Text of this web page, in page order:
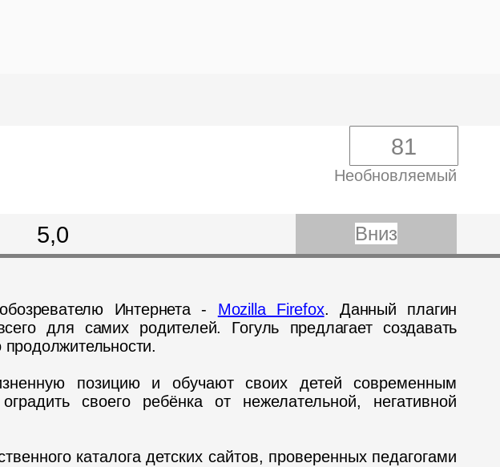
Необновляемый
81
Вниз
5,0
Интернета - Mozilla Firefox. Данный плагин
для самих родителей. Гогуль предлагает создавать
позицию и обучают своих детей современным
своего ребёнка от нежелательной, негативной
каталога детских сайтов, проверенных педагогами